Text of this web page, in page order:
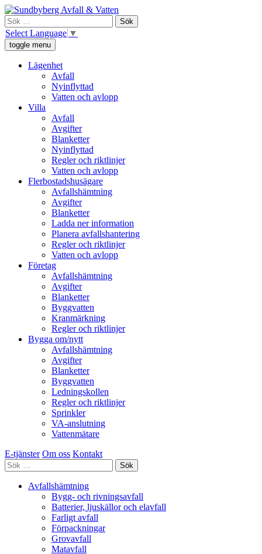
Skip
to
content
Sundbyberg Avfall och Vatten
Vi ansvarar för sophämtning, leverans av rent dricksvatten och att
avloppsvattnet tas omhand i Sundbyberg.
Sök
efter:
Select Language ▼
toggle menu
Lägenhet
Avfall
Nyinflyttad
Vatten och avlopp
Villa
Avfall
Avgifter
Blanketter
Nyinflyttad
Regler och riktlinjer
Vatten och avlopp
Flerbostadshusägare
Avfallshämtning
Avgifter
Blanketter
Ladda ner information
Planera avfallshantering
Regler och riktlinjer
Vatten och avlopp
Företag
Avfallshämtning
Avgifter
Blanketter
Byggvatten
Kranmärkning
Regler och riktlinjer
Bygga om/nytt
Avfallshämtning
Avgifter
Blanketter
Byggvatten
Ledningskollen
Regler och riktlinjer
Sprinkler
VA-anslutning
Vattenmätare
E-tjänster Om oss Kontakt
Sök
efter:
Avfallshämtning
Bygg- och rivningsavfall
Batterier, ljuskällor och elavfall
Farligt avfall
Förpackningar
Grovavfall
Matavfall